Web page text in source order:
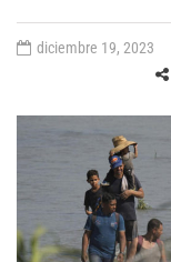
diciembre 19, 2023